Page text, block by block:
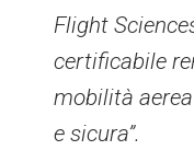
Flight
certificabile
mobilità
e sicura”.